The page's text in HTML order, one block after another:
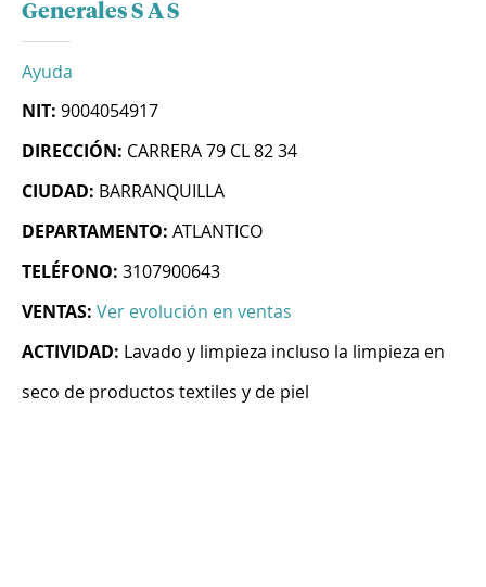
Generales S A S
Ayuda
NIT: 9004054917
DIRECCIÓN: CARRERA 79 CL 82 34
CIUDAD: BARRANQUILLA
DEPARTAMENTO: ATLANTICO
TELÉFONO: 3107900643
VENTAS: Ver evolución en ventas
ACTIVIDAD: Lavado y limpieza incluso la limpieza en
seco de productos textiles y de piel